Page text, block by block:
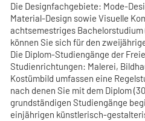
Die Designfachgebiete: Mode-
Material-Design sowie Visuelle
achtsemestriges Bachelorstudium
können Sie sich für den
Die Diplom-Studiengänge der
Studienrichtungen: Malerei,
Kostümbild umfassen eine
nach denen Sie mit dem Diplom
grundständigen Studiengänge
einjährigen künstlerisch-